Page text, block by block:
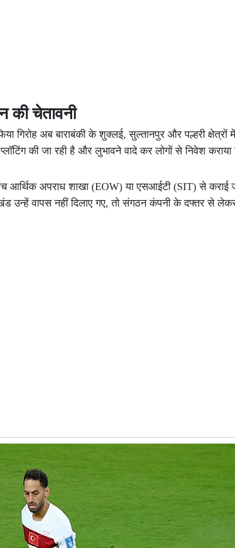
की चेतावनी
गिरोह अब बाराबंकी के शुक्लई, सुल्तानपुर और पल्हरी क्षेत्रों
की जा रही है और लुभावने वादे कर लोगों से निवेश कराया
आर्थिक अपराध शाखा (EOW) या एसआईटी (SIT) से कराई
उन्हें वापस नहीं दिलाए गए, तो संगठन कंपनी के दफ्तर से